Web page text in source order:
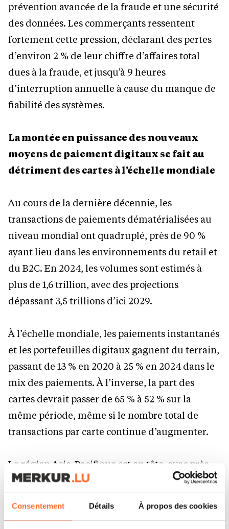
Consentement Détails À propos des cookies
prévention avancée de la fraude et une sécurité
des données. Les commerçants ressentent
fortement cette pression, déclarant des pertes
d’environ 2 % de leur chiffre d’affaires total
dues à la fraude, et jusqu’à 9 heures
d’interruption annuelle à cause du manque de
fiabilité des systèmes.
La montée en puissance des nouveaux
moyens de paiement digitaux se fait au
détriment des cartes à l’échelle mondiale
Au cours de la dernière décennie, les
transactions de paiements dématérialisées au
niveau mondial ont quadruplé, près de 90 %
ayant lieu dans les environnements du retail et
du B2C. En 2024, les volumes sont estimés à
plus de 1,6 trillion, avec des projections
dépassant 3,5 trillions d’ici 2029.
À l’échelle mondiale, les paiements instantanés
et les portefeuilles digitaux gagnent du terrain,
passant de 13 % en 2020 à 25 % en 2024 dans le
mix des paiements. À l’inverse, la part des
cartes devrait passer de 65 % à 52 % sur la
même période, même si le nombre total de
transactions par carte continue d’augmenter.
La région Asie-Pacifique est en tête, avec près
de 800 milliards de transactions de paiements
attendue de 21
% en 2025. En comparaison,